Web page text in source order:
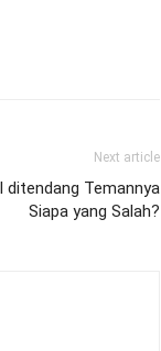
Next article
ditendang Temannya
Siapa yang Salah?